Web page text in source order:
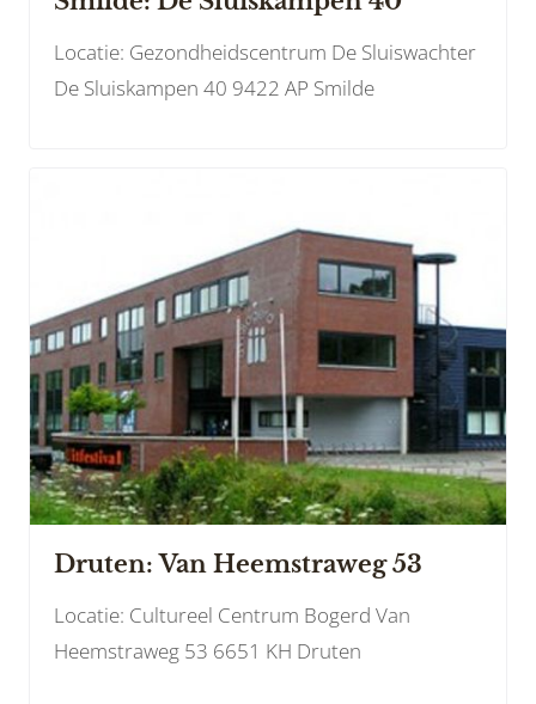
Locatie: Gezondheidscentrum De Sluiswachter
De Sluiskampen 40 9422 AP Smilde
Druten: Van Heemstraweg 53
Locatie: Cultureel Centrum Bogerd Van
Heemstraweg 53 6651 KH Druten